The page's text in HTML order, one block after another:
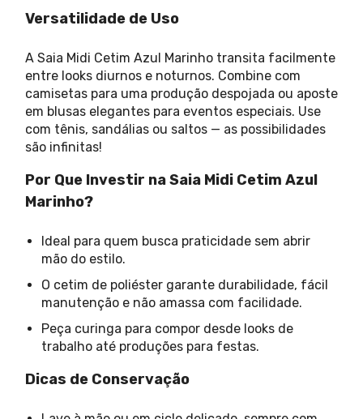
Versatilidade de Uso
A Saia Midi Cetim Azul Marinho transita facilmente
entre looks diurnos e noturnos. Combine com
camisetas para uma produção despojada ou aposte
em blusas elegantes para eventos especiais. Use
com tênis, sandálias ou saltos — as possibilidades
são infinitas!
Por Que Investir na Saia Midi Cetim Azul
Marinho?
Ideal para quem busca praticidade sem abrir
mão do estilo.
O cetim de poliéster garante durabilidade, fácil
manutenção e não amassa com facilidade.
Peça curinga para compor desde looks de
trabalho até produções para festas.
Dicas de Conservação